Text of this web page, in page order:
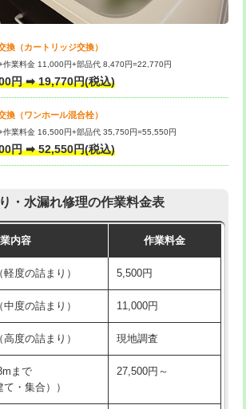
管（VP・HI）使
ビ管（VP・HI）使
)
イニング鋼管・銅
使用/3ｍまで)
44,000円
使用/3ｍ超え)
掘削・埋め戻し作
11,000円~
管工事/3ｍまで） 55,000円
排水管工事/3ｍ超
+11,000円
・埋め戻し作業）
㎝未満）
防水処理・清掃・修
工など（中作業）
22,000円
防水処理・清掃・修
加工など（重作業）
33,000円
)
・排水トラップ
22,000円+材料費
水栓）
換（カートリッジ交換）
作業料金 11,000円+部品代 8,470円=22,770円
円 ➡ 19,770円(税込)
換（ワンホール混合栓）
作業料金 16,500円+部品代 35,750円=55,550円
円 ➡ 52,550円(税込)
・水漏れ修理の作業料金表
内容 作業料金
度の詰まり） 5,500円
度の詰まり） 11,000円
度の詰まり） 現地調査
まで
て・集合））
27,500円～